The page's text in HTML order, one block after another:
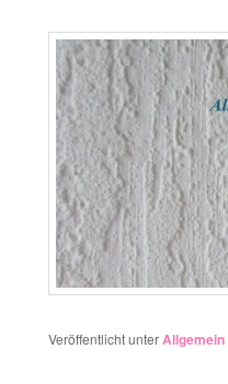
Veröffentlicht unterAllgemein